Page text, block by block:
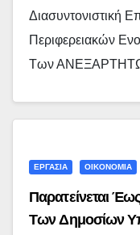
Διασυντονιστική
Περιφερειακών
Των
ΕΡΓΑΣΙΑ ΟΙΚΟΝΟΜΙΑ
Παρατείνεται
Των Δημοσίων